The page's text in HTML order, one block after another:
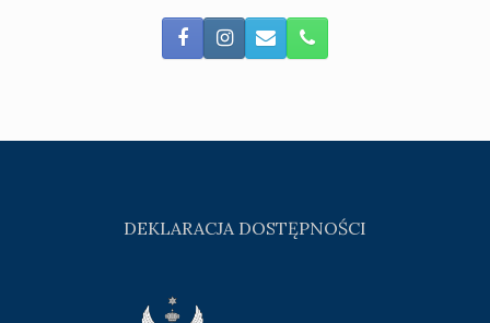
DEKLARACJA DOSTĘPNOŚCI